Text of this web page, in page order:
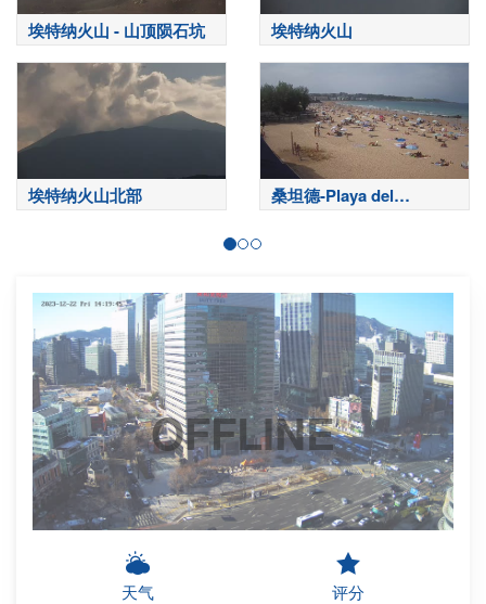
埃特纳火山 - 山顶陨石坑 埃特纳火山
埃特纳火山北部
桑坦德-Playa del
Sardinero
OFFLINE
天气 评分